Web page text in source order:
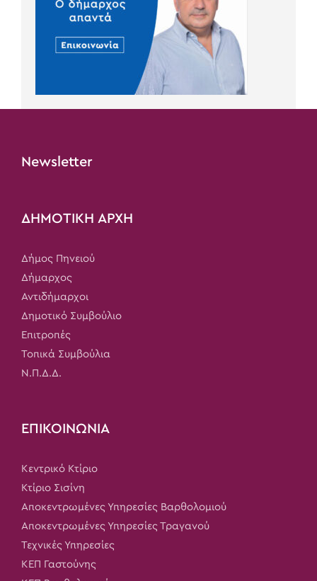
Newsletter
ΔΗΜΟΤΙΚΗ ΑΡΧΗ
Δήμος Πηνειού
Δήμαρχος
Αντιδήμαρχοι
Δημοτικό Συμβούλιο
Επιτροπές
Τοπικά Συμβούλια
Ν.Π.Δ.Δ.
ΕΠΙΚΟΙΝΩΝΙΑ
Κεντρικό Κτίριο
Κτίριο Σισίνη
Αποκεντρωμένες Υπηρεσίες Βαρθολομιού
Αποκεντρωμένες Υπηρεσίες Τραγανού
Τεχνικές Υπηρεσίες
ΚΕΠ Γαστούνης